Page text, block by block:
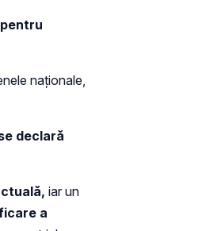
naționale,
declară
iar un
a